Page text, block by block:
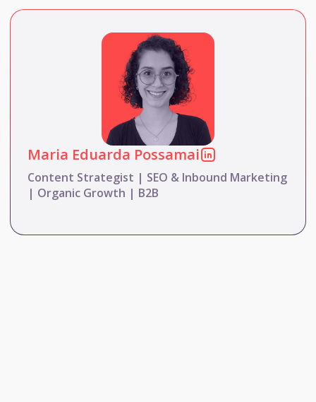
Maria Eduarda Possamai
Content Strategist | SEO & Inbound Marketing
| Organic Growth | B2B